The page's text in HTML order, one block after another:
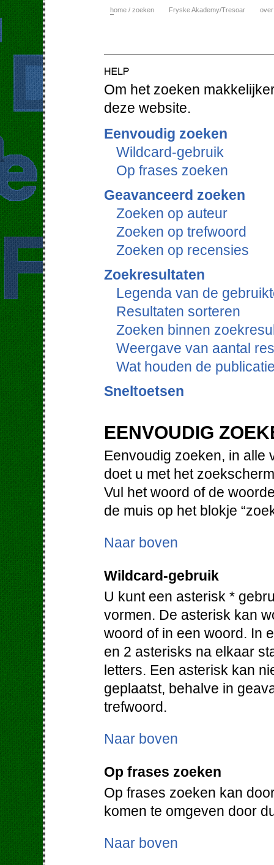
home / zoeken Fryske Akademy/Tresoar
Om het zoeken
deze website.
Eenvoudig zoeken
Wildcard-gebruik
Op frases zoeken
Geavanceerd zoeken
Zoeken op auteur
Zoeken op trefwoord
Zoeken op recensies
Zoekresultaten
Legenda van de
Resultaten sorteren
Zoeken binnen
Weergave van aantal
Wat houden de
Sneltoetsen
EENVOUDIG
Eenvoudig zoeken, in alle
doet u met het
Vul het woord of de
de muis op het blokje
Naar boven
Wildcard-gebruik
U kunt een asterisk *
vormen. De asterisk kan
woord of in een woord. In
en 2 asterisks na elkaar
letters. Een asterisk kan
geplaatst, behalve in
trefwoord.
Naar boven
Op frases zoeken
Op frases zoeken kan
komen te omgeven door
Naar boven